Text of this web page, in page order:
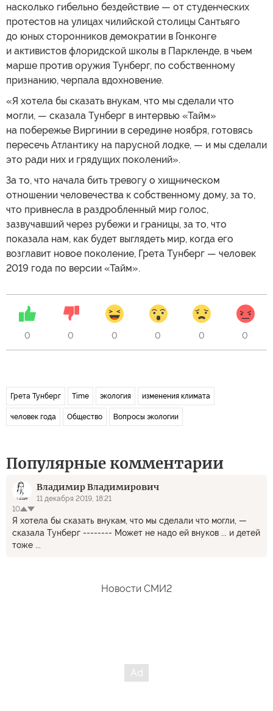
насколько гибельно бездействие — от студенческих
протестов на улицах чилийской столицы Сантьяго
до юных сторонников демократии в Гонконге
и активистов флоридской школы в Паркленде, в чьем
марше против оружия Тунберг, по собственному
признанию, черпала вдохновение.
«Я хотела бы сказать внукам, что мы сделали что
могли, — сказала Тунберг в интервью «Тайм»
на побережье Виргинии в середине ноября, готовясь
пересечь Атлантику на парусной лодке, — и мы сделали
это ради них и грядущих поколений».
За то, что начала бить тревогу о хищническом
отношении человечества к собственному дому, за то,
что привнесла в раздробленный мир голос,
зазвучавший через рубежи и границы, за то, что
показала нам, как будет выглядеть мир, когда его
возглавит новое поколение, Грета Тунберг — человек
2019 года по версии «Тайм».
0 0 0 0 0 0
Грета Тунберг Time экология изменения климата
человек года Общество Вопросы экологии
Популярные комментарии
Владимир Владимирович
11 декабря 2019, 18:21
10
Я хотела бы сказать внукам, что мы сделали что могли, —
сказала Тунберг -------- Может не надо ей внуков ... и детей
тоже ...
Новости СМИ2